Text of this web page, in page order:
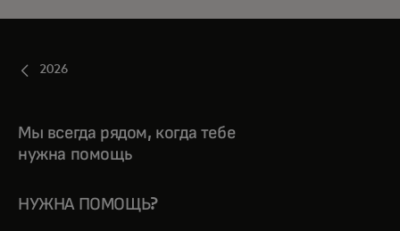
2026
Мы всегда рядом, когда тебе
нужна помощь
НУЖНА ПОМОЩЬ?